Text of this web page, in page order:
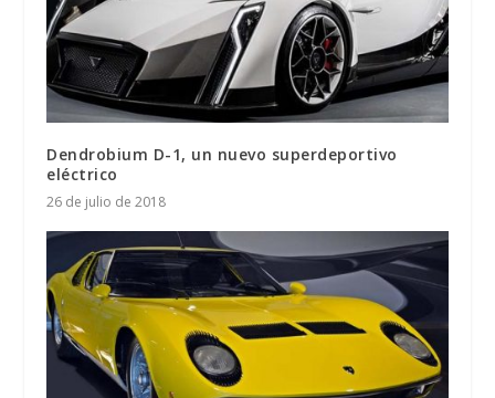
Dendrobium D-1, un nuevo superdeportivo
eléctrico
26 de julio de 2018